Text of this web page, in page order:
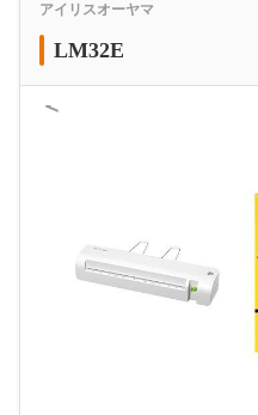
アイリスオーヤマ
LM32E
＜